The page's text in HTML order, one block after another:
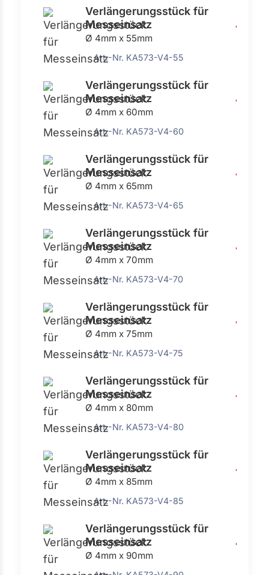
Verlängerungsstück für
Messeinsatz
Ø 4mm x 55mm
4,42 €
Art.-Nr. KA573-V4-55
Verlängerungsstück für
Messeinsatz
Ø 4mm x 60mm
4,42 €
Art.-Nr. KA573-V4-60
Verlängerungsstück für
Messeinsatz
Ø 4mm x 65mm
4,42 €
Art.-Nr. KA573-V4-65
Verlängerungsstück für
Messeinsatz
Ø 4mm x 70mm
4,42 €
Art.-Nr. KA573-V4-70
Verlängerungsstück für
Messeinsatz
Ø 4mm x 75mm
4,42 €
Art.-Nr. KA573-V4-75
Verlängerungsstück für
Messeinsatz
Ø 4mm x 80mm
4,42 €
Art.-Nr. KA573-V4-80
Verlängerungsstück für
Messeinsatz
Ø 4mm x 85mm
4,42 €
Art.-Nr. KA573-V4-85
Verlängerungsstück für
Messeinsatz
Ø 4mm x 90mm
4,42 €